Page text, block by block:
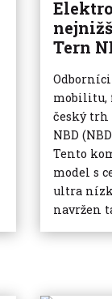
Tern
mobilitu,
český trh
NBD
Tento
model s
ultra
navržen